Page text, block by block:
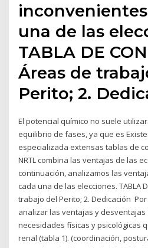
una de las
TABLA DE
Áreas de
Perito; 2.
El potencial químico no suele
equilibrio de fases, ya que es
especializada extensas tablas de
NRTL combina las ventajas de las
continuación, analizamos las
cada una de las elecciones. TABLA
trabajo del Perito; 2. Dedicación
analizar las ventajas y desventajas
necesidades físicas y psicológicas
renal (tabla 1). (coordinación,